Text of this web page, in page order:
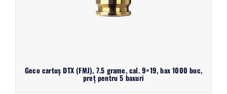
Geco cartuș DTX (FMJ), 7.5 grame, cal. 9×19, bax 1000 buc,
preț pentru 5 baxuri